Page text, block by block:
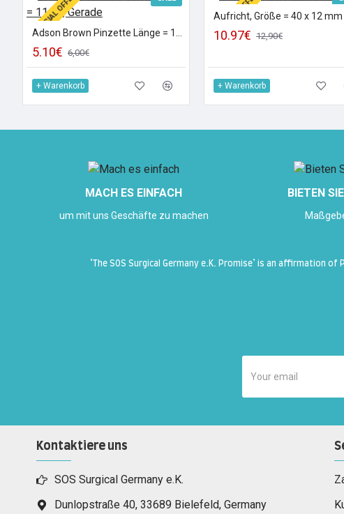
SPECIAL OFFER
5.10€ 6,00€
+ Warenkorb
SPECIAL OFFER
Aufricht, Größe = 40 x 12 mm
10.97€ 12,90€
+ Warenkorb
MACH ES EINFACH
um mit uns Geschäfte zu machen
BIETEN
‘The SOS Surgical Germany e.K. Promise’ is an
Kontaktiere uns
SOS Surgical Germany e.K.
Dunlopstraße 40, 33689 Bielefeld, Germany